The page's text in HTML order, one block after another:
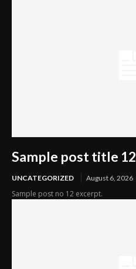
Sample post title 12
UNCATEGORIZED August 6, 2026
Sample post no 12 excerpt.